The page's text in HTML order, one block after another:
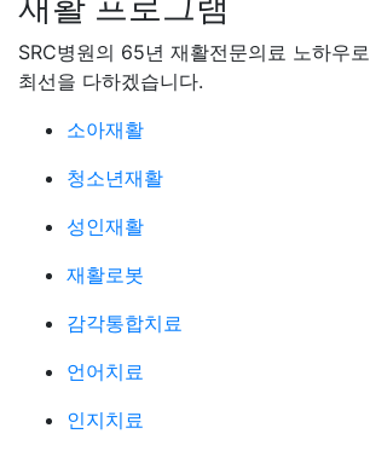
SRC병원의 65년 재활전문의료 노하우로
최선을 다하겠습니다.
소아재활
청소년재활
성인재활
재활로봇
감각통합치료
언어치료
인지치료